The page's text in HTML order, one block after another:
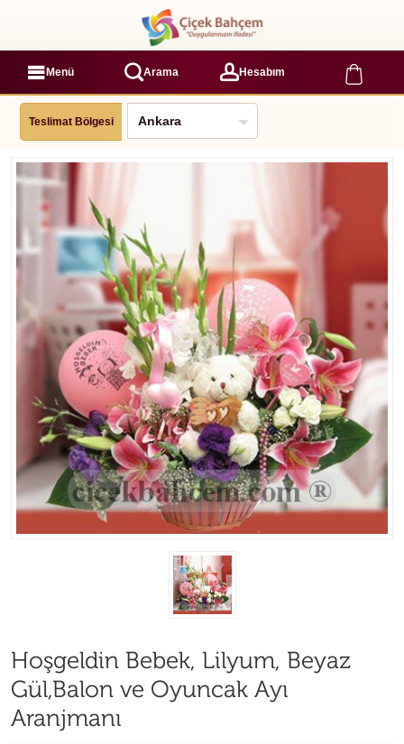
Menü Arama Hesabım
Teslimat Bölgesi
Hoşgeldin Bebek, Lilyum, Beyaz
Gül,Balon ve Oyuncak Ayı
Aranjmanı